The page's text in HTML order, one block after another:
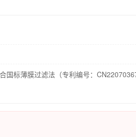
国标薄膜过滤法（专利编号：